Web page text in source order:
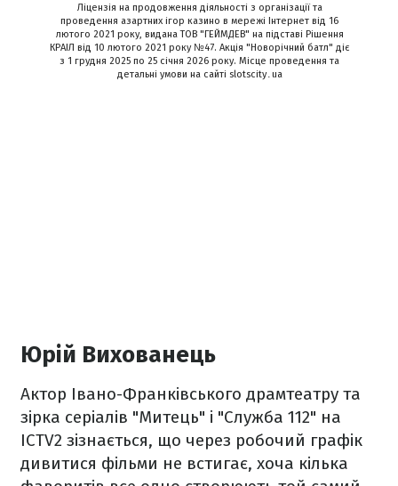
Ліцензія на продовження діяльності з організації та
проведення азартних ігор казино в мережі Інтернет від 16
лютого 2021 року, видана ТОВ "ГЕЙМДЕВ" на підставі Рішення
КРАІЛ від 10 лютого 2021 року №47. Акція "Новорічний батл" діє
з 1 грудня 2025 по 25 січня 2026 року. Місце проведення та
детальні умови на сайті slotscity․ua
Юрій Вихованець
Актор Івано-Франківського драмтеатру та
зірка серіалів "Митець" і "Служба 112" на
ICTV2 зізнається, що через робочий графік
дивитися фільми не встигає, хоча кілька